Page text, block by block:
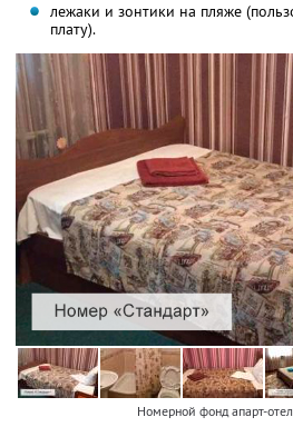
лежаки и зонтики на пляже
плату).
Номерной фонд апарт-